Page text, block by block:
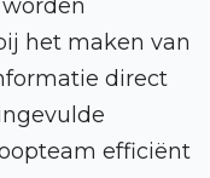
het maken van
direct
efficiënt